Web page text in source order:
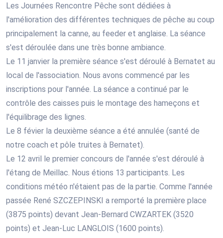
Les Journées Rencontre Pêche sont dédiées à
l'amélioration des différentes techniques de pêche au coup
principalement la canne, au feeder et anglaise. La séance
s'est déroulée dans une très bonne ambiance.
Le 11 janvier la première séance s'est déroulé à Bernatet au
local de l'association. Nous avons commencé par les
inscriptions pour l'année. La séance a continué par le
contrôle des caisses puis le montage des hameçons et
l'équilibrage des lignes.
Le 8 févier la deuxième séance a été annulée (santé de
notre coach et pôle truites à Bernatet).
Le 12 avril le premier concours de l'année s'est déroulé à
l'étang de Meillac. Nous étions 13 participants. Les
conditions météo n'étaient pas de la partie. Comme l'année
passée René SZCZEPINSKI a remporté la première place
(3875 points) devant Jean-Bernard CWZARTEK (3520
points) et Jean-Luc LANGLOIS (1600 points).